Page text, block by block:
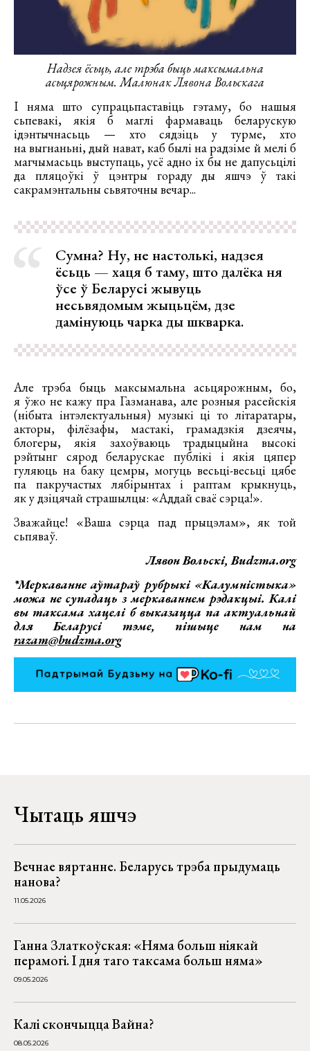
Надзея ёсьць, але трэба быць максымальна
асьцярожным. Малюнак Лявона Вольскага
І няма што супрацьпаставіць гэтаму, бо нашыя
сьпевакі, якія б маглі фармаваць беларускую
ідэнтычнасьць — хто сядзіць у турме, хто
на выгнаньні, дый нават, каб былі на радзіме й мелі б
магчымасьць выступаць, усё адно іх бы не дапусьцілі
да пляцоўкі ў цэнтры гораду ды яшчэ ў такі
сакрамэнтальны сьвяточны вечар...
Сумна? Ну, не настолькі, надзея
ёсьць — хаця б таму, што далёка ня
ўсе ў Беларусі жывуць
несьвядомым жыцьцём, дзе
дамінуюць чарка ды шкварка.
Але трэба быць максымальна асьцярожным, бо,
я ўжо не кажу пра Газманава, але розныя расейскія
(нібыта інтэлектуальныя) музыкі ці то літаратары,
акторы, філёзафы, мастакі, грамадзкія дзеячы,
блогеры, якія захоўваюць традыцыйна высокі
рэйтынг сярод беларускае публікі і якія цяпер
гуляюць на баку цемры, могуць весьці-весьці цябе
па пакручастых лябірынтах і раптам крыкнуць,
як у дзіцячай страшылцы: «Аддай сваё сэрца!».
Зважайце! «Ваша сэрца пад прыцэлам», як той
сьпяваў.
Лявон Вольскі, Budzma.org
*Меркаванне аўтараў рубрыкі «Калумністыка»
можа не супадаць з меркаваннем рэдакцыі. Калі
вы таксама хацелі б выказацца па актуальнай
для Беларусі тэме, пішыце нам на
razam@budzma.org
Чытаць яшчэ
Вечнае вяртанне. Беларусь трэба прыдумаць
нанова?
11.05.2026
Ганна Златкоўская: «Няма больш ніякай
перамогі. І дня таго таксама больш няма»
09.05.2026
Калі скончыцца Вайна?
08.05.2026